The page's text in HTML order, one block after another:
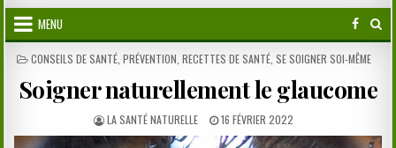
MENU
POSTED
CONSEILS DE SANTÉ, PRÉVENTION RECETTES DE SANTÉ, SE SOIGNER SOI-MÊME
Soigner naturellement le glaucome
AUTHOR:
LA SANTÉ NATURELLE
PUBLISHED
DATE:
16 FÉVRIER 2022